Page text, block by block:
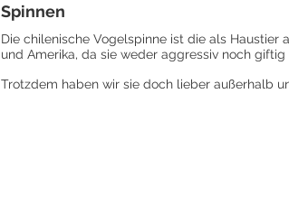
Spinnen
Die chilenische Vogelspinne ist die als
und Amerika, da sie weder aggressiv noch giftig
Trotzdem haben wir sie doch lieber außerhalb